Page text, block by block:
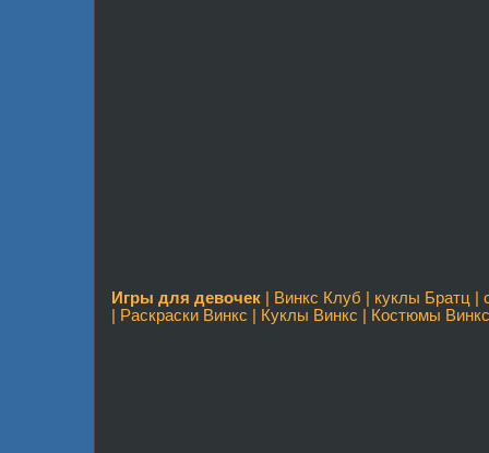
Игры для девочек Винкс Клуб куклы Братц |
Раскраски Винкс Куклы Винкс Костюмы Винкс